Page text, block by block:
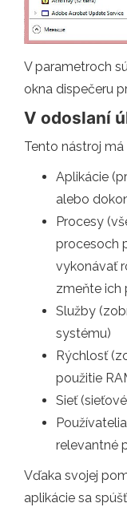
V parametroch
okna dispečeru
V odoslaní
Tento nástroj má
Aplikácie
alebo
Procesy
procesoch
vykonávať
zmeňte ich
Služby
systému)
Rýchlosť
použitie
Sieť
relevantné
Vďaka svojej
aplikácie sa